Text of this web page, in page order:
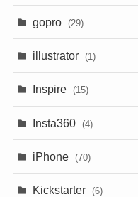
gopro (29)
illustrator (1)
Inspire (15)
Insta360 (4)
iPhone (70)
Kickstarter (6)